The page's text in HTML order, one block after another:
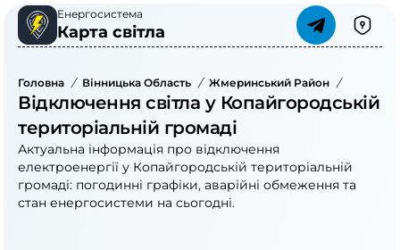
Енергосистема
Карта світла
Головна / Вінницька Область / Жмеринський Район /
Відключення світла у Копайгородській
територіальній громаді
Актуальна інформація про відключення
електроенергії у Копайгородській територіальній
громаді: погодинні графіки, аварійні обмеження та
стан енергосистеми на сьогодні.